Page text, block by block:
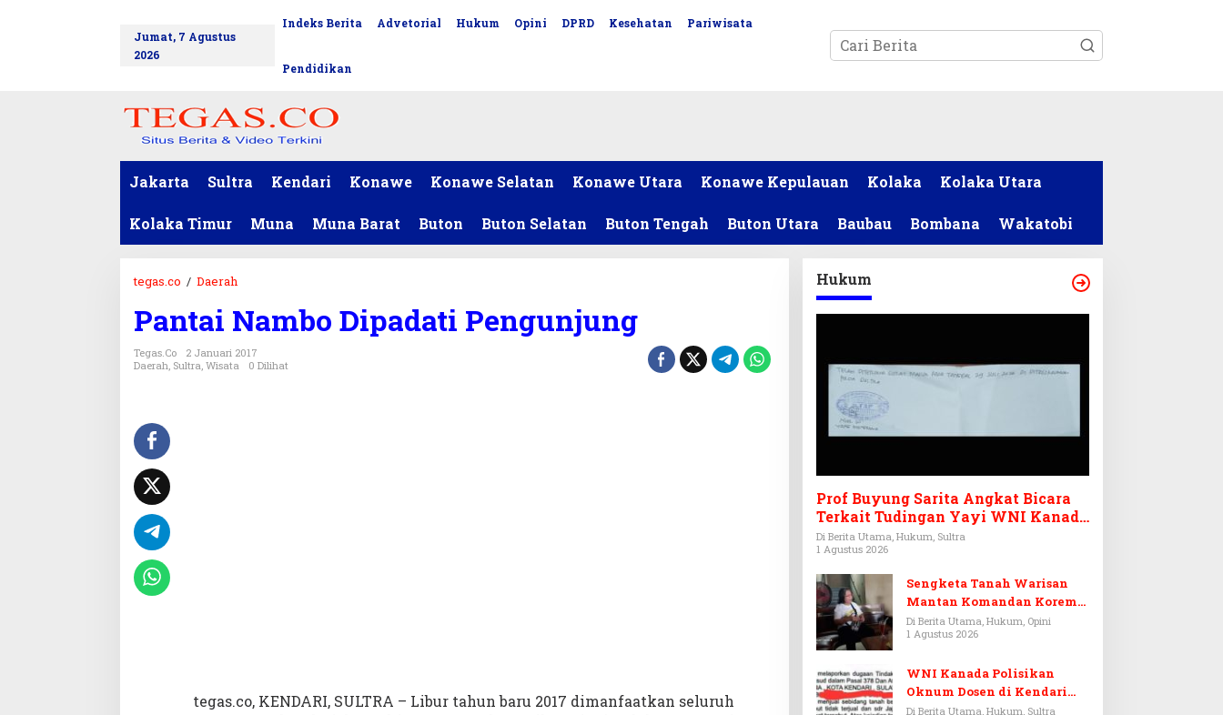
Jumat, 7 Agustus
2026
Indeks Berita Advetorial Hukum Opini DPRD Kesehatan Pariwisata
Pendidikan
Jakarta Sultra Kendari Konawe Konawe Selatan Konawe Utara Konawe Kepulauan Kolaka Kolaka Utara
Kolaka Timur Muna Muna Barat Buton Buton Selatan Buton Tengah Buton Utara Baubau Bombana Wakatobi
tegas.co / Daerah
n
t
a
i
u
Pantai Nambo Dipadati Pengunjung
Tegas.co
2 Januari 2017
Daerah, Sultra, Wisata 0 Dilihat
tegas.co, KENDARI, SULTRA – Libur tahun baru 2017 dimanfaatkan seluruh
Hukum
Prof Buyung Sarita Angkat Bicara
Terkait Tudingan Yayi WNI Kanada
Ditagih Utang Rp3,6 Miliar
Di Berita Utama, Hukum, Sultra
1 Agustus 2026
Sengketa Tanah Warisan
Mantan Komandan Korem
143/HO, Ketika Warisan
Menjadi Arena Pemerasan
Di Berita Utama, Hukum, Opini
1 Agustus 2026
WNI Kanada Polisikan
Oknum Dosen di Kendari
Terkait Aset Puluhan Miliar
Di Berita Utama, Hukum, Sultra